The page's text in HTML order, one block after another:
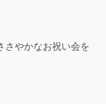
さやかなお祝い会を